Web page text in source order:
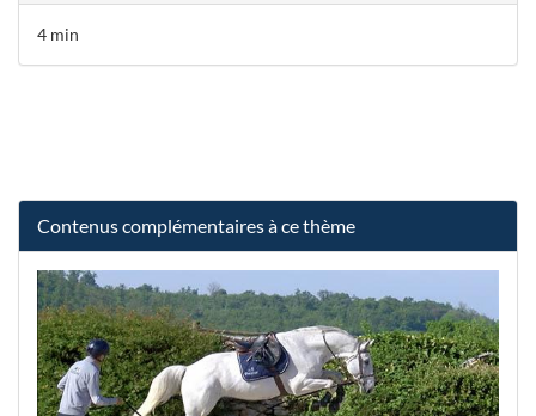
4 min
Contenus complémentaires à ce thème